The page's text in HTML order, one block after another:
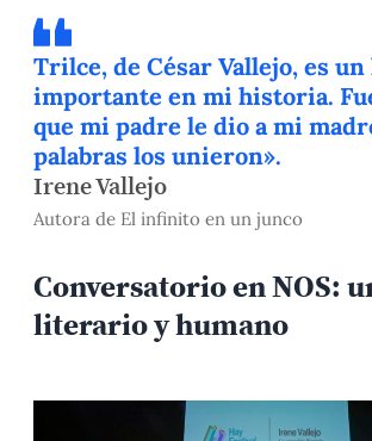
Trilce, de César Vallejo, es
importante en mi historia.
que mi padre le dio a mi
palabras los unieron».
Irene Vallejo
Autora de El infinito en un junco
Conversatorio en NOS:
literario y humano